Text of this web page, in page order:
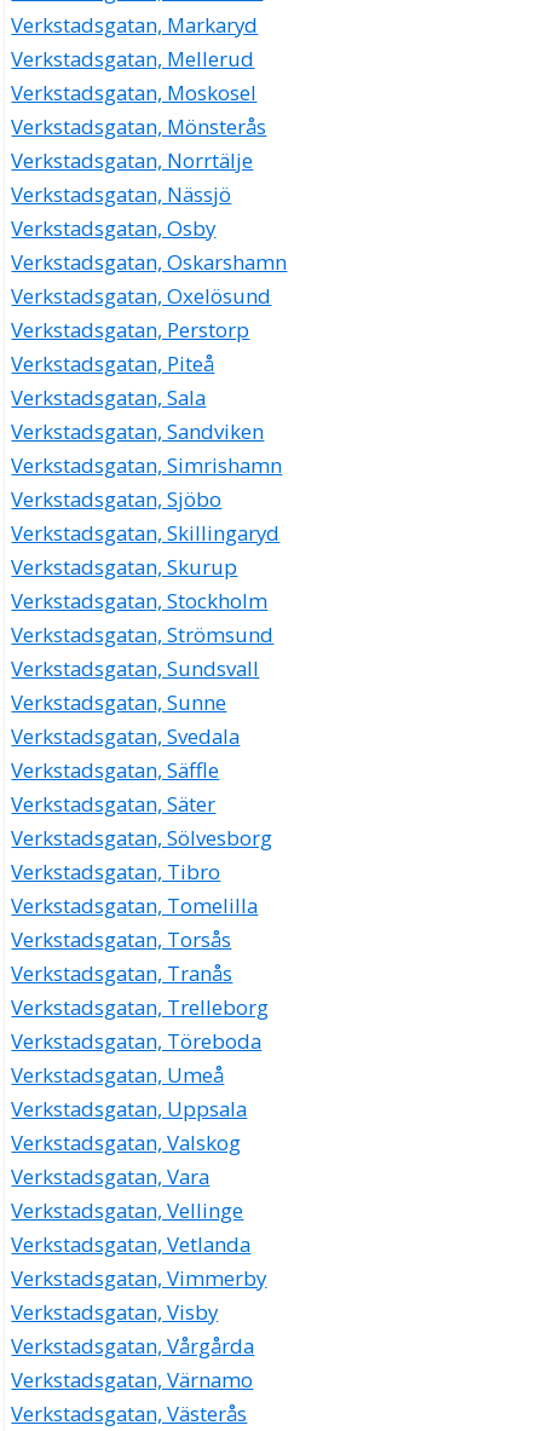
Verkstadsgatan, Markaryd
Verkstadsgatan, Mellerud
Verkstadsgatan, Moskosel
Verkstadsgatan, Mönsterås
Verkstadsgatan, Norrtälje
Verkstadsgatan, Nässjö
Verkstadsgatan, Osby
Verkstadsgatan, Oskarshamn
Verkstadsgatan, Oxelösund
Verkstadsgatan, Perstorp
Verkstadsgatan, Piteå
Verkstadsgatan, Sala
Verkstadsgatan, Sandviken
Verkstadsgatan, Simrishamn
Verkstadsgatan, Sjöbo
Verkstadsgatan, Skillingaryd
Verkstadsgatan, Skurup
Verkstadsgatan, Stockholm
Verkstadsgatan, Strömsund
Verkstadsgatan, Sundsvall
Verkstadsgatan, Sunne
Verkstadsgatan, Svedala
Verkstadsgatan, Säffle
Verkstadsgatan, Säter
Verkstadsgatan, Sölvesborg
Verkstadsgatan, Tibro
Verkstadsgatan, Tomelilla
Verkstadsgatan, Torsås
Verkstadsgatan, Tranås
Verkstadsgatan, Trelleborg
Verkstadsgatan, Töreboda
Verkstadsgatan, Umeå
Verkstadsgatan, Uppsala
Verkstadsgatan, Valskog
Verkstadsgatan, Vara
Verkstadsgatan, Vellinge
Verkstadsgatan, Vetlanda
Verkstadsgatan, Vimmerby
Verkstadsgatan, Visby
Verkstadsgatan, Vårgårda
Verkstadsgatan, Värnamo
Verkstadsgatan, Västerås